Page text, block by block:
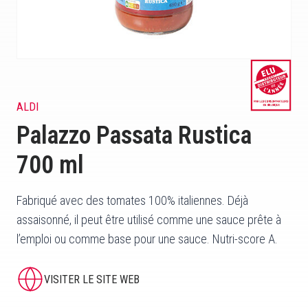
ALDI
Palazzo Passata Rustica
700 ml
Fabriqué avec des tomates 100% italiennes. Déjà
assaisonné, il peut être utilisé comme une sauce prête à
l’emploi ou comme base pour une sauce. Nutri-score A.
VISITER LE SITE WEB